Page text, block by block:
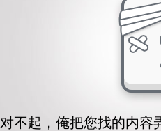
对不起，俺把您找的内容